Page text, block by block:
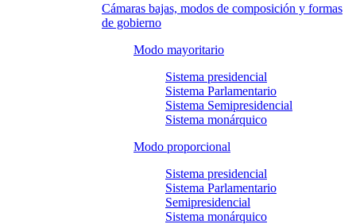
Cámaras bajas, modos de composición y formas
de gobierno
Modo mayoritario
Sistema presidencial
Sistema Parlamentario
Sistema Semipresidencial
Sistema monárquico
Modo proporcional
Sistema presidencial
Sistema Parlamentario
Semipresidencial
Sistema monárquico